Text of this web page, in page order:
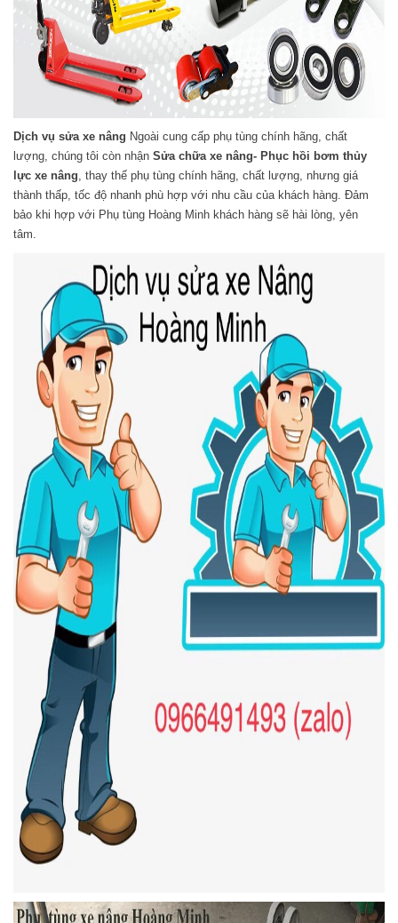
Dịch vụ sửa xe nâng Ngoài cung cấp phụ tùng chính hãng, chất
lượng, chúng tôi còn nhận Sửa chữa xe nâng- Phục hồi bơm thủy
lực xe nâng, thay thế phụ tùng chính hãng, chất lượng, nhưng giá
thành thấp, tốc độ nhanh phù hợp với nhu cầu của khách hàng. Đảm
bảo khi hợp với Phụ tùng Hoàng Minh khách hàng sẽ hài lòng, yên
tâm.